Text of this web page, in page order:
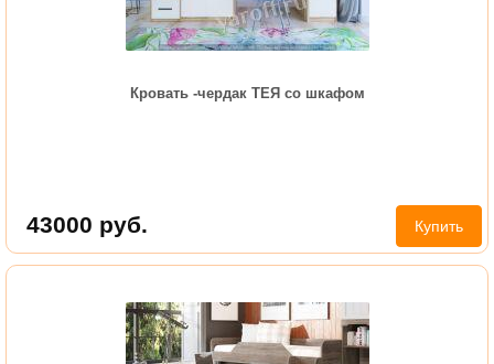
Кровать -чердак ТЕЯ со шкафом
43000 руб. Купить